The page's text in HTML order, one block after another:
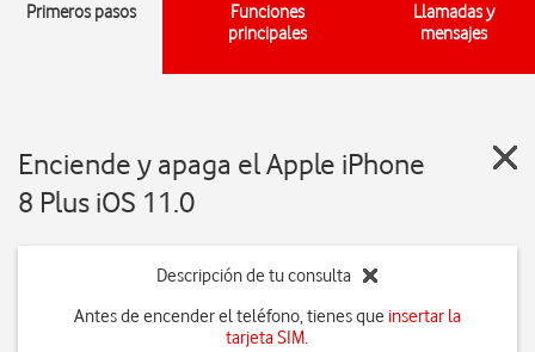
Primeros pasos
Funciones
principales
Llamadas y
mensajes
Enciende y apaga el Apple iPhone
8 Plus iOS 11.0
Descripción de tu consulta
Antes de encender el teléfono, tienes que insertar la
tarjeta SIM.